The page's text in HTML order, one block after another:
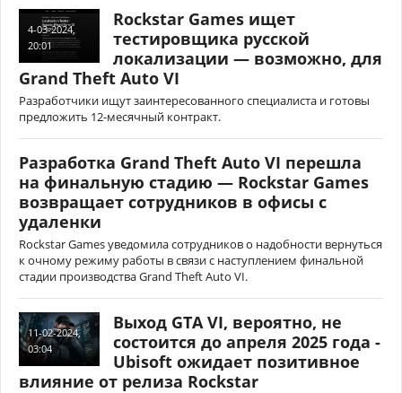
4-03-2024,
20:01
Rockstar Games ищет
тестировщика русской
локализации — возможно, для
Grand Theft Auto VI
Разработчики ищут заинтересованного специалиста и готовы
предложить 12-месячный контракт.
Разработка Grand Theft Auto VI перешла
на финальную стадию — Rockstar Games
возвращает сотрудников в офисы с
удаленки
Rockstar Games уведомила сотрудников о надобности вернуться
к очному режиму работы в связи с наступлением финальной
стадии производства Grand Theft Auto VI.
11-02-2024,
03:04
Выход GTA VI, вероятно, не
состоится до апреля 2025 года -
Ubisoft ожидает позитивное
влияние от релиза Rockstar